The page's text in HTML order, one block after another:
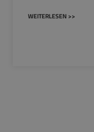
WEITERLESEN >>